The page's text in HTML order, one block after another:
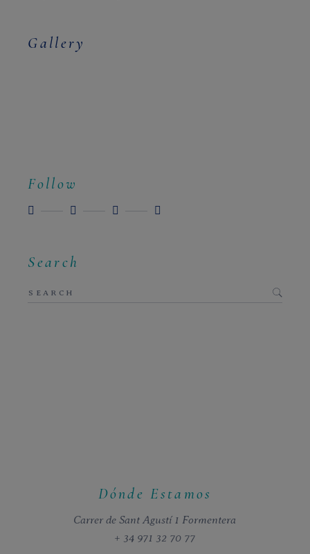
Gallery
Follow
Search
Dónde Estamos
Carrer de Sant Agustí 1 Formentera
+ 34 971 32 70 77